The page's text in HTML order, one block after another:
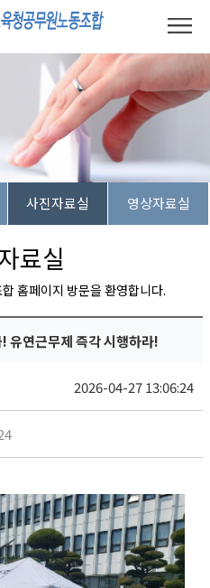
사진자료실 영상자료실
료실
홈페이지 방문을 환영합니다.
유연근무제 즉각 시행하라!
2026-04-27 13:06:24